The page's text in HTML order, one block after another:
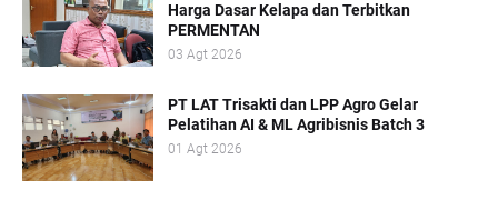
Harga Dasar Kelapa dan Terbitkan
PERMENTAN
03 Agt 2026
PT LAT Trisakti dan LPP Agro Gelar
Pelatihan AI & ML Agribisnis Batch 3
01 Agt 2026